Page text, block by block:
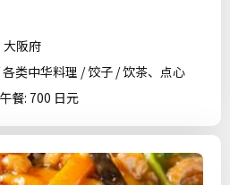
大阪府
类中华料理 / 饺子 / 饮茶、点心
餐: 700 日元